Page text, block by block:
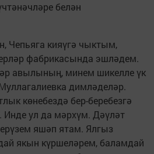
белән
Чепьяга кияүгә чыктым,
фабрикасында эшләдем.
авылының, минем шикелле үк
димләделәр.
көнебездә бер-беребезгә
ул да мәрхүм. Дәүләт
яшәп ятам. Ялгыз
якын күршеләрем, баламдай